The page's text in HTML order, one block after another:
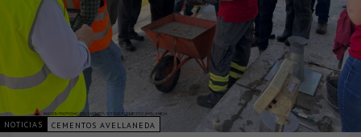
NOTICIAS CEMENTOS AVELLANEDA